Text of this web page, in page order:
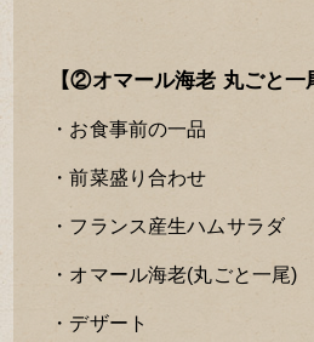
【②オマール海老 丸ごと一
・お食事前の一品
・前菜盛り合わせ
・フランス産生ハムサラダ
・オマール海老(丸ごと一尾)
・デザート